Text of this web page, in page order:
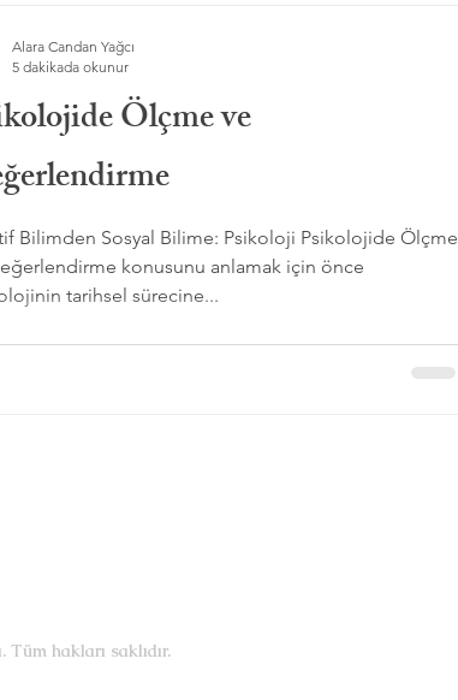
Ölçme ve
Bilimden Sosyal Bilime: Psikoloji Psikolojide Ölçme
konusunu anlamak için önce
tarihsel sürecine...
Alara Candan Yağcı
5 dakikada okunur
hakları saklıdır.